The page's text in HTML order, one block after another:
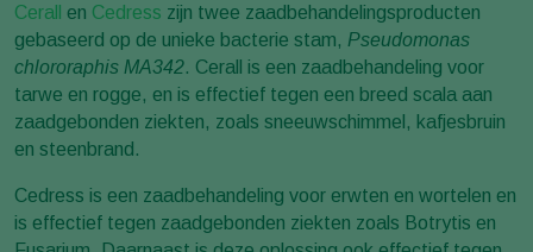
Cerall en Cedress zijn twee zaadbehandelingsproducten
gebaseerd op de unieke bacterie stam, Pseudomonas
chlororaphis MA342. Cerall is een zaadbehandeling voor
tarwe en rogge, en is effectief tegen een breed scala aan
zaadgebonden ziekten, zoals sneeuwschimmel, kafjesbruin
en steenbrand.
Cedress is een zaadbehandeling voor erwten en wortelen en
is effectief tegen zaadgebonden ziekten zoals Botrytis en